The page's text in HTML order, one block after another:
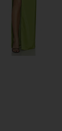
가운